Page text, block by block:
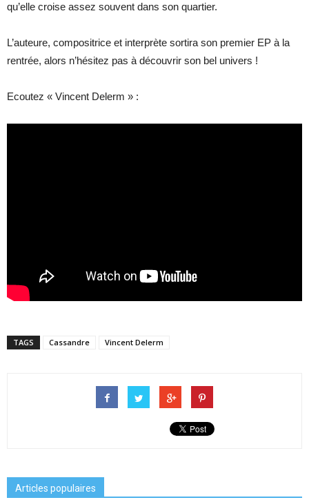
qu’elle croise assez souvent dans son quartier.
L’auteure, compositrice et interprète sortira son premier EP à la
rentrée, alors n’hésitez pas à découvrir son bel univers !
Ecoutez « Vincent Delerm » :
TAGS Cassandre Vincent Delerm
Articles populaires